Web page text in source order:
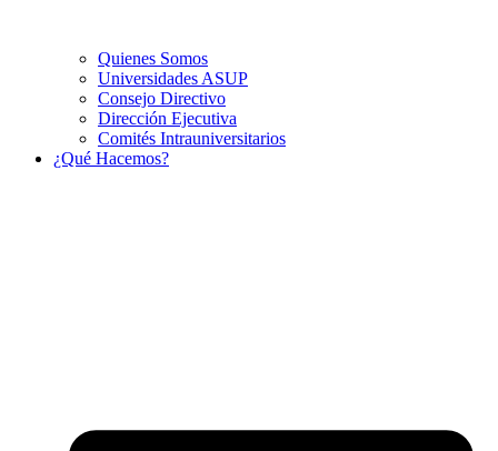
Quienes Somos
Universidades ASUP
Consejo Directivo
Dirección Ejecutiva
Comités Intrauniversitarios
¿Qué Hacemos?